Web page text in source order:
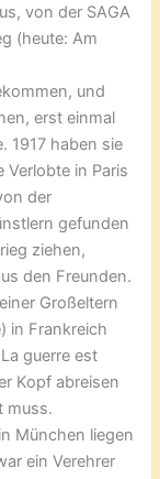
von der SAGA
(heute: Am
und
erst einmal
1917 haben sie
Verlobte in Paris
der
gefunden
ziehen,
den Freunden.
Großeltern
in Frankreich
guerre est
Kopf abreisen
muss.
München liegen
ein Verehrer